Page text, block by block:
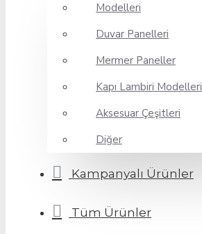
Modelleri
Duvar Panelleri
Mermer Paneller
Kapı Lambiri Modelleri
Aksesuar Çeşitleri
Diğer
Kampanyalı Ürünler
Tüm Ürünler